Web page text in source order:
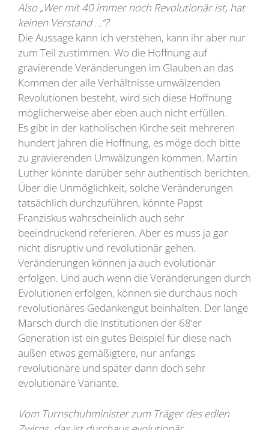
Also „Wer mit 40 immer noch Revolutionär ist, hat
keinen Verstand …“?
Die Aussage kann ich verstehen, kann ihr aber nur
zum Teil zustimmen. Wo die Hoffnung auf
gravierende Veränderungen im Glauben an das
Kommen der alle Verhältnisse umwälzenden
Revolutionen besteht, wird sich diese Hoffnung
möglicherweise aber eben auch nicht erfüllen.
Es gibt in der katholischen Kirche seit mehreren
hundert Jahren die Hoffnung, es möge doch bitte
zu gravierenden Umwälzungen kommen. Martin
Luther könnte darüber sehr authentisch berichten.
Über die Unmöglichkeit, solche Veränderungen
tatsächlich durchzuführen, könnte Papst
Franziskus wahrscheinlich auch sehr
beeindruckend referieren. Aber es muss ja gar
nicht disruptiv und revolutionär gehen.
Veränderungen können ja auch evolutionär
erfolgen. Und auch wenn die Veränderungen durch
Evolutionen erfolgen, können sie durchaus noch
revolutionäres Gedankengut beinhalten. Der lange
Marsch durch die Institutionen der 68‘er
Generation ist ein gutes Beispiel für diese nach
außen etwas gemäßigtere, nur anfangs
revolutionäre und später dann doch sehr
evolutionäre Variante.
Vom Turnschuhminister zum Träger des edlen